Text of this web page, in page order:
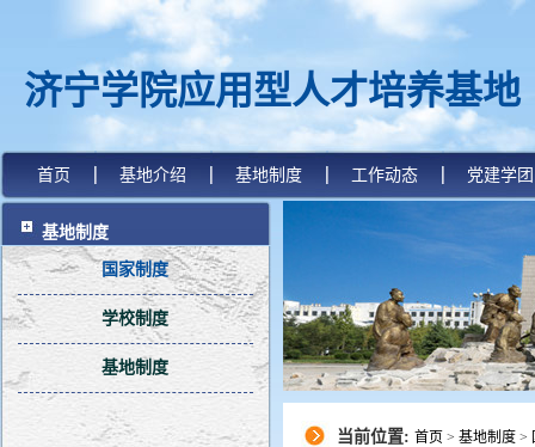
济宁学院应用型人才培养基地
首页 基地介绍 基地制度 工作动态 党建学团
基地制度
国家制度
学校制度
基地制度
当前位置: 首页 > 基地制度 >